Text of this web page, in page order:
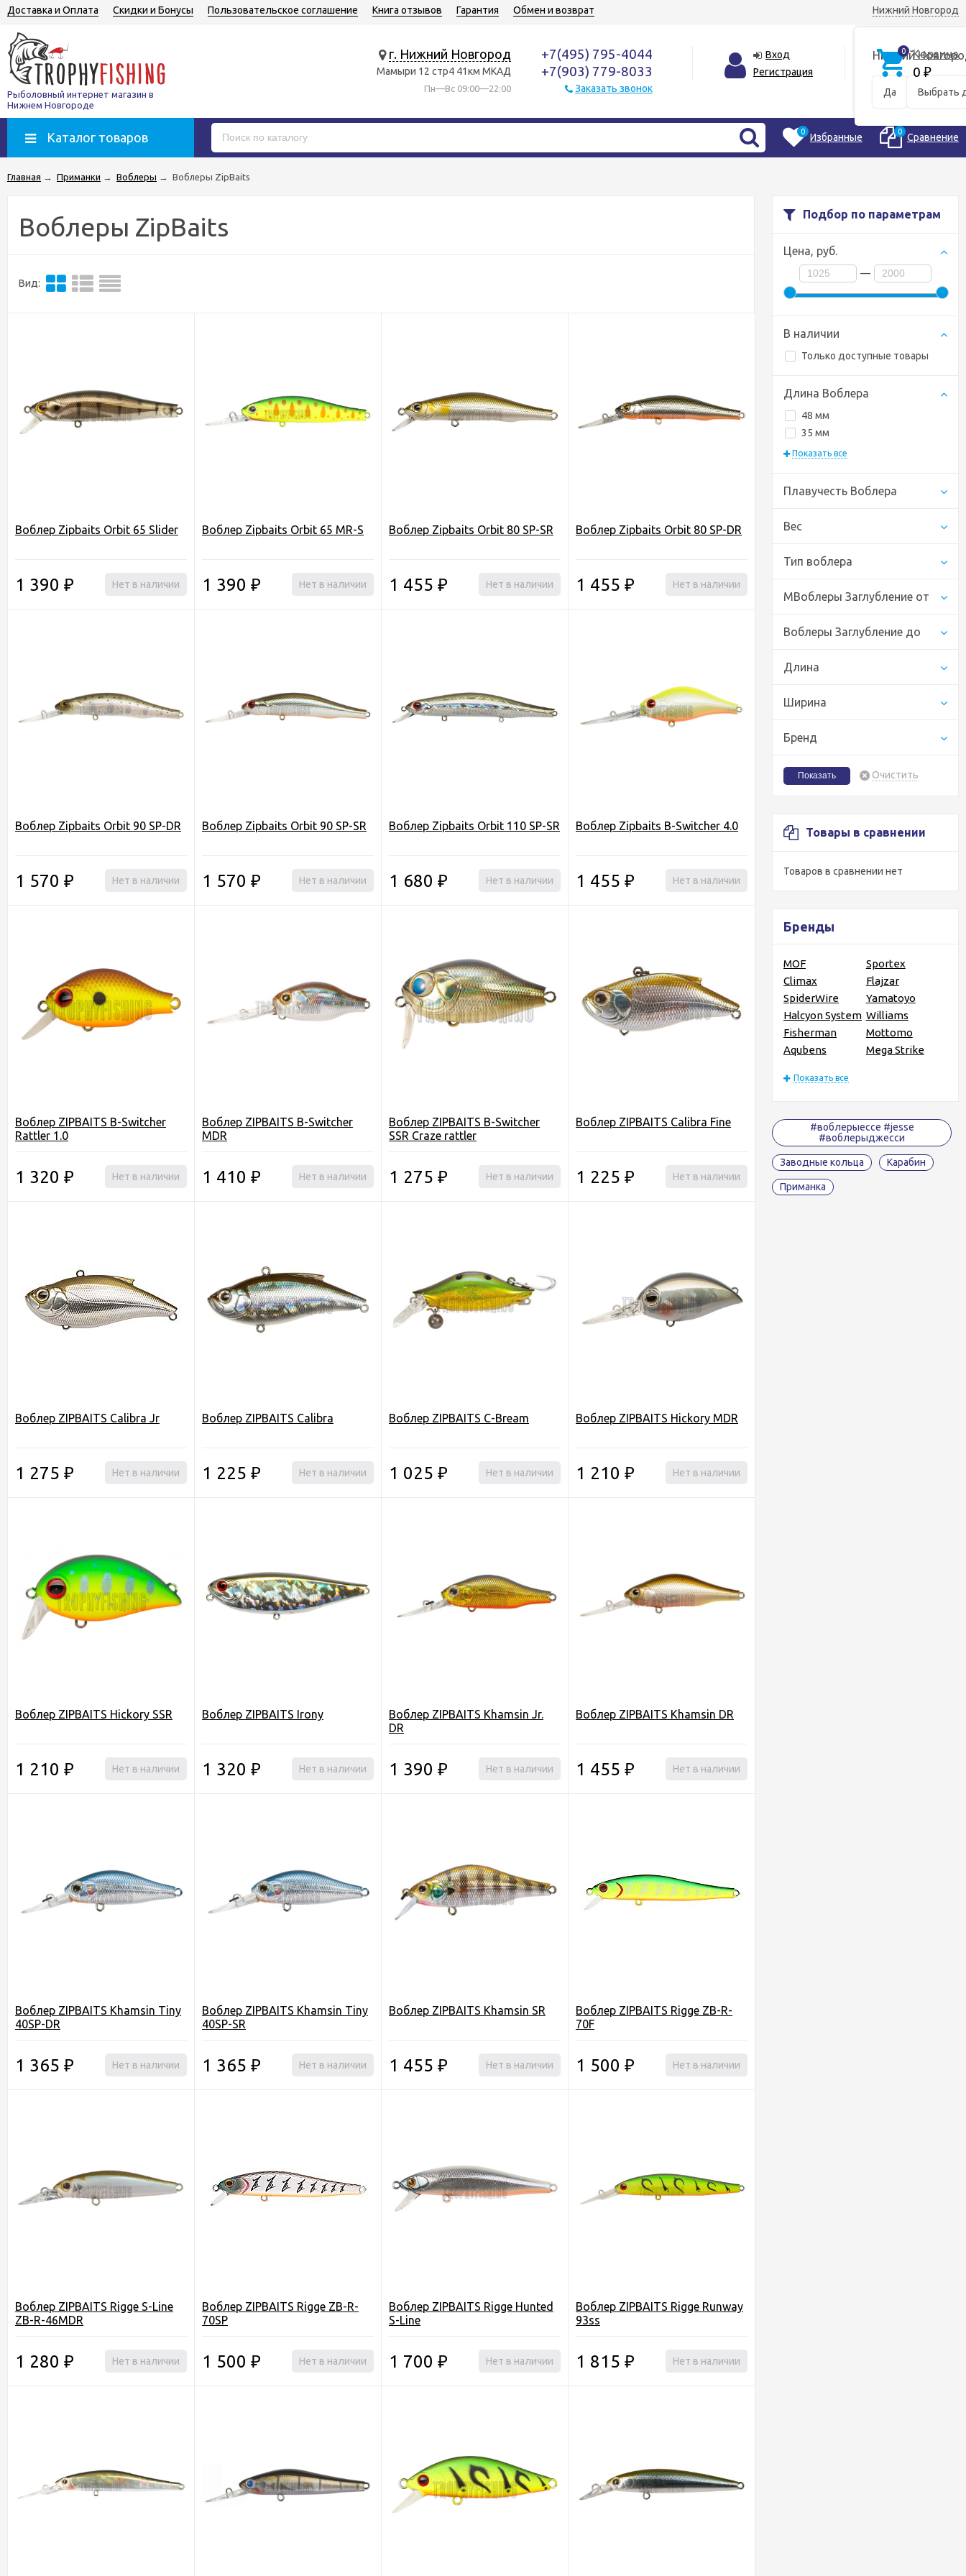
Нижний Новгород
Нижний
Да Выбрать
Доставка и Оплата Скидки и Бонусы Пользовательское соглашение Книга отзывов Гарантия Обмен и возврат
Рыболовный интернет магазин в
Нижнем Новгороде
г. Нижний Новгород
Мамыри 12 стр4 41км МКАД
Пн—Вс 09:00—22:00
+7(495) 795-4044
+7(903) 779-8033
Заказать звонок
Вход
Регистрация
0 Корзина
0 ₽
Каталог товаров 0 Избранные 0 Сравнение
Главная → Приманки → Воблеры → Воблеры ZipBaits
Подбор по параметрам
Цена, руб.
—
В наличии
Только доступные товары
Длина Воблера
48 мм
35 мм
Показать все
Плавучесть Воблера
Вес
Тип воблера
МВоблеры Заглубление от
Воблеры Заглубление до
Длина
Ширина
Бренд
Очистить
Товары в сравнении
Товаров в сравнении нет
Бренды
MOF
Sportex
Climax
Flajzar
SpiderWire
Yamatoyo
Halcyon System Williams
Fisherman
Mottomo
Aqubens
Mega Strike
Показать все
#воблерыессе #jesse
#воблерыджесси
Заводные кольца Карабин
Приманка
Воблеры ZipBaits
Вид:
Воблер Zipbaits Orbit 65 Slider
1 390 ₽ Нет в наличии
Воблер Zipbaits Orbit 65 MR-S
1 390 ₽ Нет в наличии
Воблер Zipbaits Orbit 80 SP-SR
1 455 ₽ Нет в наличии
Воблер Zipbaits Orbit 80 SP-DR
1 455 ₽ Нет в наличии
Воблер Zipbaits Orbit 90 SP-DR
1 570 ₽ Нет в наличии
Воблер Zipbaits Orbit 90 SP-SR
1 570 ₽ Нет в наличии
Воблер Zipbaits Orbit 110 SP-SR
1 680 ₽ Нет в наличии
Воблер Zipbaits B-Switcher 4.0
1 455 ₽ Нет в наличии
Воблер ZIPBAITS B-Switcher
Rattler 1.0
1 320 ₽ Нет в наличии
Воблер ZIPBAITS B-Switcher
MDR
1 410 ₽ Нет в наличии
Воблер ZIPBAITS B-Switcher
SSR Craze rattler
1 275 ₽ Нет в наличии
Воблер ZIPBAITS Calibra Fine
1 225 ₽ Нет в наличии
Воблер ZIPBAITS Calibra Jr
1 275 ₽ Нет в наличии
Воблер ZIPBAITS Calibra
1 225 ₽ Нет в наличии
Воблер ZIPBAITS C-Bream
1 025 ₽ Нет в наличии
Воблер ZIPBAITS Hickory MDR
1 210 ₽ Нет в наличии
Воблер ZIPBAITS Hickory SSR
1 210 ₽ Нет в наличии
Воблер ZIPBAITS Irony
1 320 ₽ Нет в наличии
Воблер ZIPBAITS Khamsin Jr.
DR
1 390 ₽ Нет в наличии
Воблер ZIPBAITS Khamsin DR
1 455 ₽ Нет в наличии
Воблер ZIPBAITS Khamsin Tiny
40SP-DR
1 365 ₽ Нет в наличии
Воблер ZIPBAITS Khamsin Tiny
40SP-SR
1 365 ₽ Нет в наличии
Воблер ZIPBAITS Khamsin SR
1 455 ₽ Нет в наличии
Воблер ZIPBAITS Rigge ZB-R-
70F
1 500 ₽ Нет в наличии
Воблер ZIPBAITS Rigge S-Line
ZB-R-46MDR
1 280 ₽ Нет в наличии
Воблер ZIPBAITS Rigge ZB-R-
70SP
1 500 ₽ Нет в наличии
Воблер ZIPBAITS Rigge Hunted
S-Line
1 700 ₽ Нет в наличии
Воблер ZIPBAITS Rigge Runway
93ss
1 815 ₽ Нет в наличии